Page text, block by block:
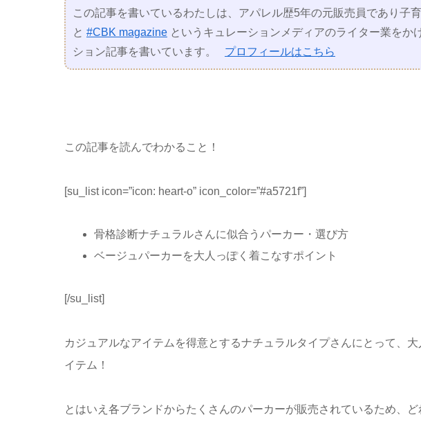
この記事を書いているわたしは、アパレル歴5年の元販売員であり子
と #CBK magazine というキュレーションメディアのライター業をか
ション記事を書いています。 プロフィールはこちら
この記事を読んでわかること！
[su_list icon=”icon: heart-o” icon_color=”#a5721f”]
骨格診断ナチュラルさんに似合うパーカー・選び方
ベージュパーカーを大人っぽく着こなすポイント
[/su_list]
カジュアルなアイテムを得意とするナチュラルタイプさんにとって、
イテム！
とはいえ各ブランドからたくさんのパーカーが販売されているため、